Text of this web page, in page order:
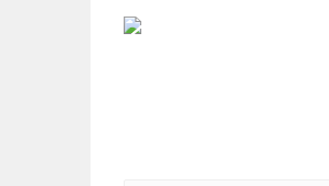
玩具美食能分享 发生争执